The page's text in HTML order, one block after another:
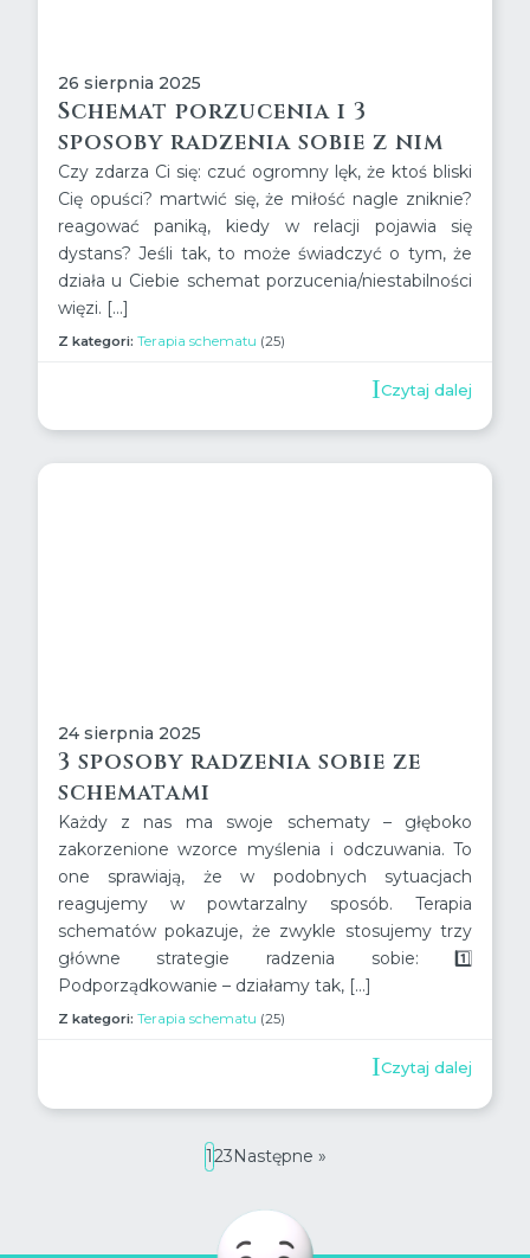
26 sierpnia 2025
Schemat porzucenia i 3
sposoby radzenia sobie z nim
Czy zdarza Ci się: czuć ogromny lęk, że ktoś bliski
Cię opuści? martwić się, że miłość nagle zniknie?
reagować paniką, kiedy w relacji pojawia się
dystans? Jeśli tak, to może świadczyć o tym, że
działa u Ciebie schemat porzucenia/niestabilności
więzi. […]
Z kategori: Terapia schematu (25)
Czytaj dalej
24 sierpnia 2025
3 sposoby radzenia sobie ze
schematami
Każdy z nas ma swoje schematy – głęboko
zakorzenione wzorce myślenia i odczuwania. To
one sprawiają, że w podobnych sytuacjach
reagujemy w powtarzalny sposób. Terapia
schematów pokazuje, że zwykle stosujemy trzy
główne strategie radzenia sobie: 1️⃣
Podporządkowanie – działamy tak, […]
Z kategori: Terapia schematu (25)
Czytaj dalej
123Następne »